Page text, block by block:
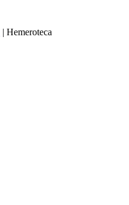
| Hemeroteca